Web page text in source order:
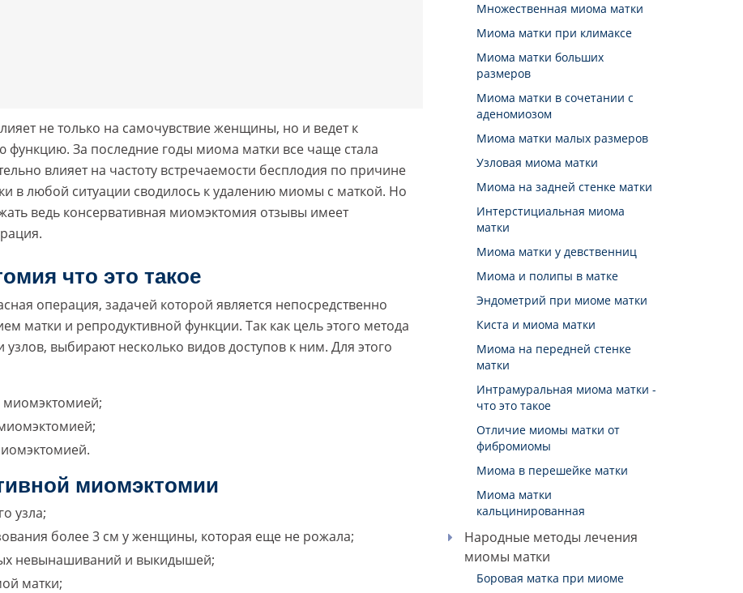
не только на самочувствие женщины, но и ведет к
функцию. За последние годы миома матки все чаще стала
влияет на частоту встречаемости бесплодия по причине
в любой ситуации сводилось к удалению миомы с маткой. Но
ведь консервативная миомэктомия отзывы имеет
что это такое
операция, задачей которой является непосредственно
матки и репродуктивной функции. Так как цель этого метода
выбирают несколько видов доступов к ним. Для этого
миомэктомией;
миомэктомии
узла;
более 3 см у женщины, которая еще не рожала;
невынашиваний и выкидышей;
матки;
Множественная миома матки
Миома матки при климаксе
Миома матки больших
размеров
Миома матки в сочетании с
аденомиозом
Миома матки малых размеров
Узловая миома матки
Миома на задней стенке матки
Интерстициальная миома
матки
Миома матки у девственниц
Миома и полипы в матке
Эндометрий при миоме матки
Киста и миома матки
Миома на передней стенке
матки
Интрамуральная миома матки -
что это такое
Отличие миомы матки от
фибромиомы
Миома в перешейке матки
Миома матки
кальцинированная
Народные методы лечения
миомы матки
Боровая матка при миоме